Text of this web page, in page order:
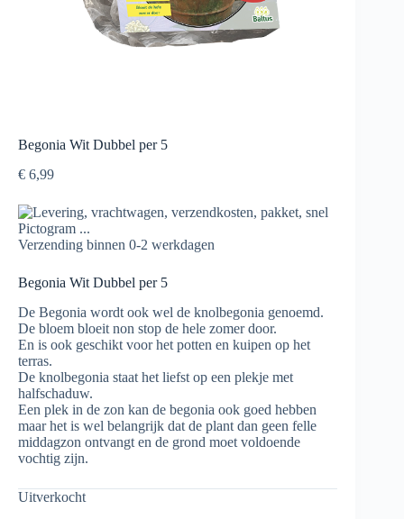
Begonia Wit Dubbel per 5
€ 6,99
Verzending binnen 0-2 werkdagen
Begonia Wit Dubbel per 5
De Begonia wordt ook wel de knolbegonia genoemd.
De bloem bloeit non stop de hele zomer door.
En is ook geschikt voor het potten en kuipen op het
terras.
De knolbegonia staat het liefst op een plekje met
halfschaduw.
Een plek in de zon kan de begonia ook goed hebben
maar het is wel belangrijk dat de plant dan geen felle
middagzon ontvangt en de grond moet voldoende
vochtig zijn.
Uitverkocht